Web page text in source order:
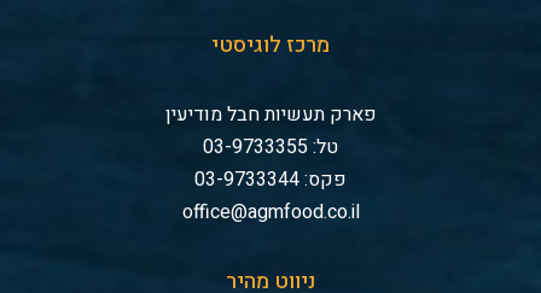
מרכז לוגיסטי
פארק תעשיות חבל מודיעין
טל: 03-9733355
פקס: 03-9733344
office@agmfood.co.il
ניווט מהיר